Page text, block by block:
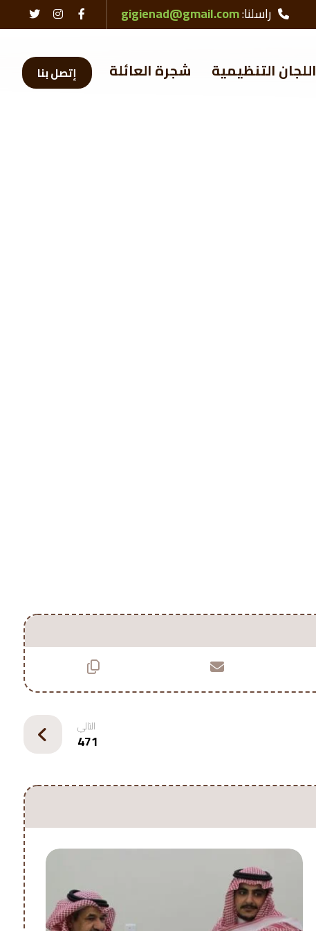
راسلنا:gigienad@gmail.com
إتصل بنا اللجان التنظيمية شجرة العائلة
التالي
471